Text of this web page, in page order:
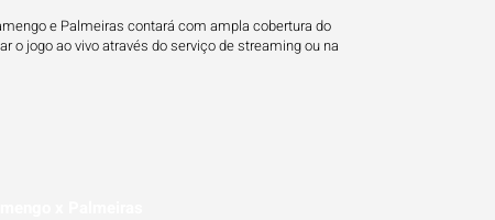
e Palmeiras contará com ampla cobertura do
o jogo ao vivo através do serviço de streaming ou na